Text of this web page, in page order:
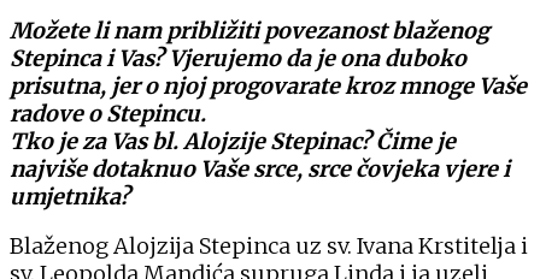
Možete li nam približiti povezanost blaženog
Stepinca i Vas? Vjerujemo da je ona duboko
prisutna, jer o njoj progovarate kroz mnoge Vaše
radove o Stepincu.
Tko je za Vas bl. Alojzije Stepinac? Čime je
najviše dotaknuo Vaše srce, srce čovjeka vjere i
umjetnika?
Blaženog Alojzija Stepinca uz sv. Ivana Krstitelja i
sv. Leopolda Mandića supruga Linda i ja uzeli